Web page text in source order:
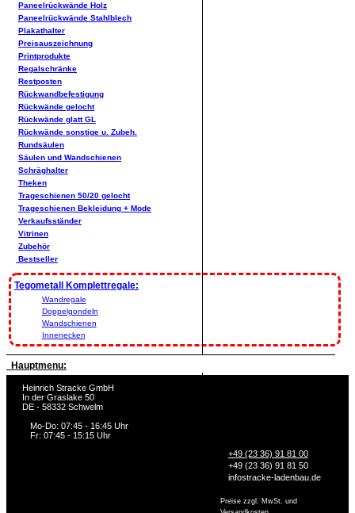
Paneelrückwände Holz
Paneelrückwände Stahlblech
Plakathalter
Preisauszeichnung
Printprodukte
Regalschränke
Restposten
Rückwandbefestigung
Rückwände gelocht
Rückwände glatt GL
Rückwände sonstige u. Zubeh.
Rundsäulen
Säulen und Wandschienen
Schräghalter
Theken
Trageschienen 50/20 gelocht
Trageschienen Bekleidung + Mode
Verkaufsständer
Vitrinen
Zubehör
Bestseller
Tegometall Komplettregale:
Wandregale
Doppelgondeln
Wandschienen
Innenecken
Hauptmenu:
Heinrich Stracke GmbH
In der Graslake 50
DE - 58332 Schwelm
Mo-Do: 07:45 - 16:45 Uhr
Fr: 07:45 - 15:15 Uhr
+49 (23 36) 91 81 00
+49 (23 36) 91 81 50
infostracke-ladenbau.de
Preise zzgl. MwSt. und